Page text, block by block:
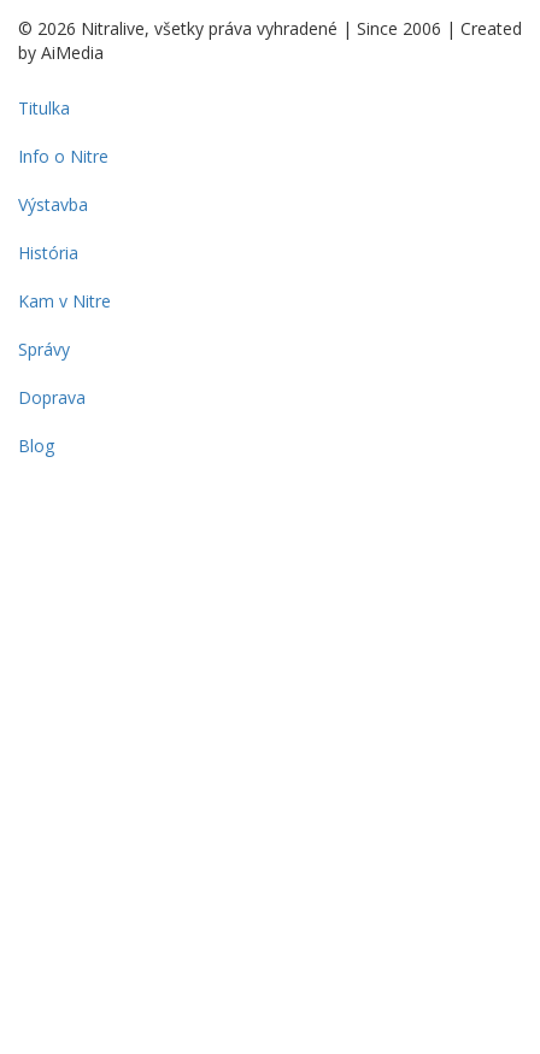
© 2026 Nitralive, všetky práva vyhradené | Since 2006 | Created
by AiMedia
Titulka
Info o Nitre
Výstavba
História
Kam v Nitre
Správy
Doprava
Blog